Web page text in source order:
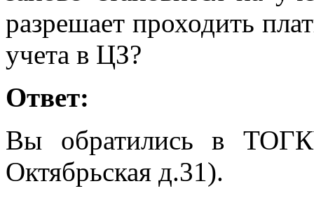
разрешает проходить
учета в ЦЗ?
Ответ:
Вы обратились в
Октябрьская д.31).